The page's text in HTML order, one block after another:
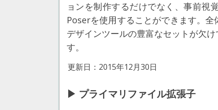
ョンを制作するだけでなく、事前視
Poserを使用することができます。
デザインツールの豊富なセットが欠
す。
更新日：2015年12月30日
▶ プライマリファイル拡張子